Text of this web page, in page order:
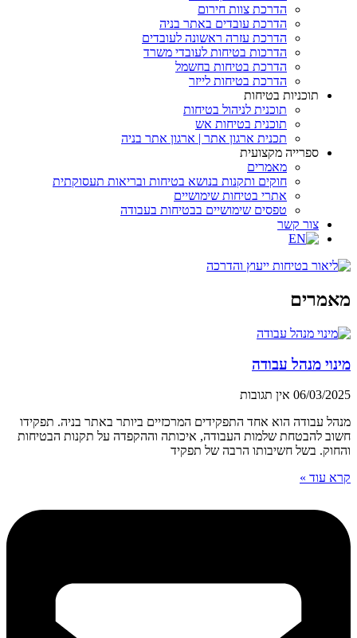
הדרכת צוות חירום
הדרכת עובדים באתר בניה
הדרכת עזרה ראשונה לעובדים
הדרכות בטיחות לעובדי משרד
הדרכת בטיחות בחשמל
הדרכת בטיחות לייזר
תוכניות בטיחות
תוכנית לניהול בטיחות
תוכנית בטיחות אש
תכנית ארגון אתר | ארגון אתר בניה
ספרייה מקצועית
מאמרים
חוקים ותקנות בנושא בטיחות ובריאות תעסוקתית
אתרי בטיחות שימושיים
טפסים שימושיים בבטיחות בעבודה
צור קשר
מאמרים
מינוי מנהל עבודה
06/03/2025 אין תגובות
מנהל עבודה הוא אחד התפקידים המרכזיים ביותר באתר בניה. תפקידו
חשוב להבטחת שלמות העבודה, איכותה וההקפדה על תקנות הבטיחות
והחוק. בשל חשיבותו הרבה של תפקיד
קרא עוד »